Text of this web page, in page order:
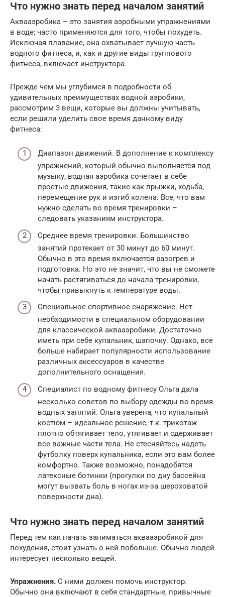
Что нужно знать перед началом занятий
Аквааэробика – это занятия аэробными упражнениями
в воде; часто применяются для того, чтобы похудеть.
Исключая плавание, она охватывает лучшую часть
водного фитнеса, и, как и другие виды группового
фитнеса, включает инструктора.
Прежде чем мы углубимся в подробности об
удивительных преимуществах водной аэробики,
рассмотрим 3 вещи, которые вы должны учитывать,
если решили уделить свое время данному виду
фитнеса:
Диапазон движений. В дополнение к комплексу
упражнений, который обычно выполняется под
музыку, водная аэробика сочетает в себе
простые движения, такие как прыжки, ходьба,
перемещение рук и изгиб колена. Все, что вам
нужно сделать во время тренировки –
следовать указаниям инструктора.
Среднее время тренировки. Большинство
занятий протекает от 30 минут до 60 минут.
Обычно в это время включается разогрев и
подготовка. Но это не значит, что вы не сможете
начать растягиваться до начала тренировки,
чтобы привыкнуть к температуре воды.
Специальное спортивное снаряжение. Нет
необходимости в специальном оборудовании
для классической аквааэробики. Достаточно
иметь при себе купальник, шапочку. Однако, все
больше набирает популярности использование
различных аксессуаров в качестве
дополнительного оснащения.
Специалист по водному фитнесу Ольга дала
несколько советов по выбору одежды во время
водных занятий. Ольга уверена, что купальный
костюм – идеальное решение, т.к. трикотаж
плотно обтягивает тело, утягивает и сдерживает
все важные части тела. Не стесняйтесь надеть
футболку поверх купальника, если это вам более
комфортно. Также возможно, понадобятся
латексные ботинки (прогулки по дну бассейна
могут вызвать боль в ногах из-за шероховатой
поверхности дна).
Что нужно знать перед началом занятий
Перед тем как начать заниматься аквааэробикой для
похудения, стоит узнать о ней побольше. Обычно людей
интересует несколько вещей.
Упражнения. С ними должен помочь инструктор.
Обычно они включают в себя стандартные, привычные